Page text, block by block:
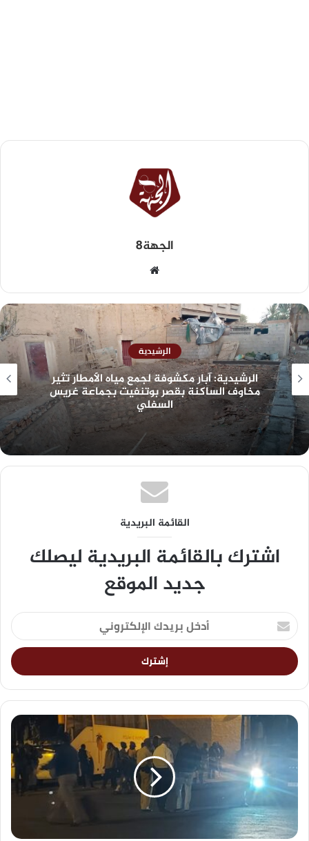
الجهة8
الرشيدية
الرشيدية: آبار مكشوفة لجمع مياه الأمطار تثير
مخاوف الساكنة بقصر بوتنفيت بجماعة غريس
السفلي
القائمة البريدية
اشترك بالقائمة البريدية ليصلك
جديد الموقع